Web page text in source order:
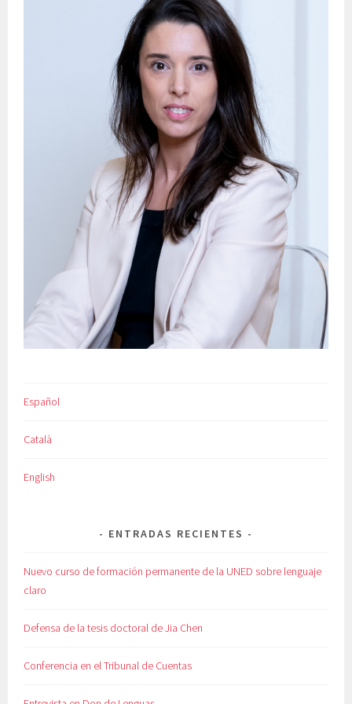
Español
Català
English
ENTRADAS RECIENTES
Nuevo curso de formación permanente de la UNED sobre lenguaje
claro
Defensa de la tesis doctoral de Jia Chen
Conferencia en el Tribunal de Cuentas